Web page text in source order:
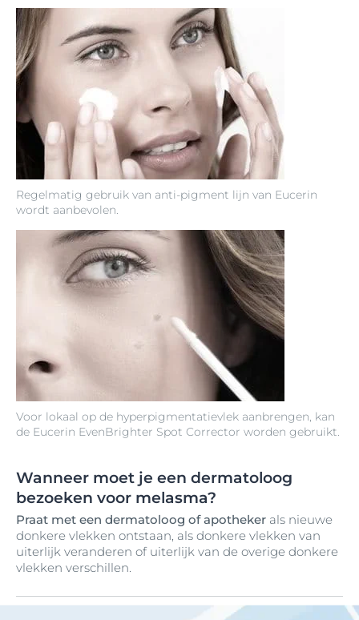
Regelmatig gebruik van anti-pigment lijn van Eucerin
wordt aanbevolen.
Voor lokaal op de hyperpigmentatievlek aanbrengen, kan
de Eucerin EvenBrighter Spot Corrector worden gebruikt.
Wanneer moet je een dermatoloog
bezoeken voor melasma?
Praat met een dermatoloog of apotheker als nieuwe
donkere vlekken ontstaan, als donkere vlekken van
uiterlijk veranderen of uiterlijk van de overige donkere
vlekken verschillen.